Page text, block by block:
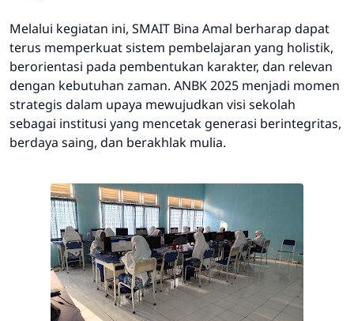
Melalui kegiatan ini, SMAIT Bina Amal berharap dapat
terus memperkuat sistem pembelajaran yang holistik,
berorientasi pada pembentukan karakter, dan relevan
dengan kebutuhan zaman. ANBK 2025 menjadi momen
strategis dalam upaya mewujudkan visi sekolah
sebagai institusi yang mencetak generasi berintegritas,
berdaya saing, dan berakhlak mulia.